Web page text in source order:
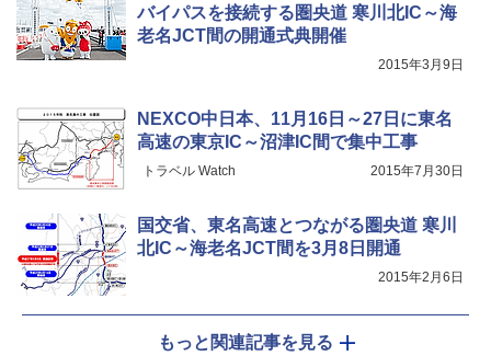
バイパスを接続する圏央道 寒川北IC～海
老名JCT間の開通式典開催
2015年3月9日
NEXCO中日本、11月16日～27日に東名
高速の東京IC～沼津IC間で集中工事
トラベル Watch 2015年7月30日
国交省、東名高速とつながる圏央道 寒川
北IC～海老名JCT間を3月8日開通
2015年2月6日
もっと関連記事を見る